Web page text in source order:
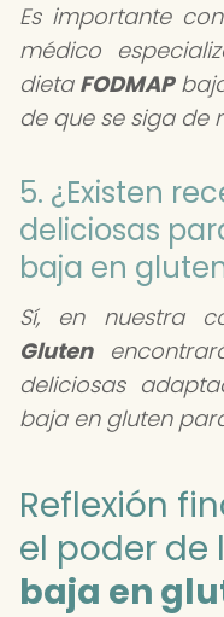
Es importante
médico
dieta FODMAP
de que se siga de
5. ¿Existen
deliciosas
baja en
Sí, en nuestra
Gluten
deliciosas
baja en gluten
Reflexión
el poder de
baja en